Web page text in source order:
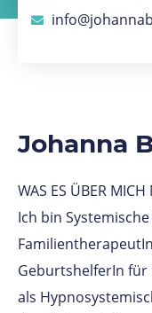
Johanna
WAS ES ÜBER
Ich bin
GeburtshelferIn für
als